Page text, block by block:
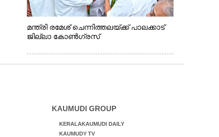
മന്ത്രി രമേശ് ചെന്നിത്തലയ്ക്ക് പാലക്കാട്
ജില്ലാ കോൺഗ്രസ്
KAUMUDI GROUP
KERALAKAUMUDI DAILY
KAUMUDY TV